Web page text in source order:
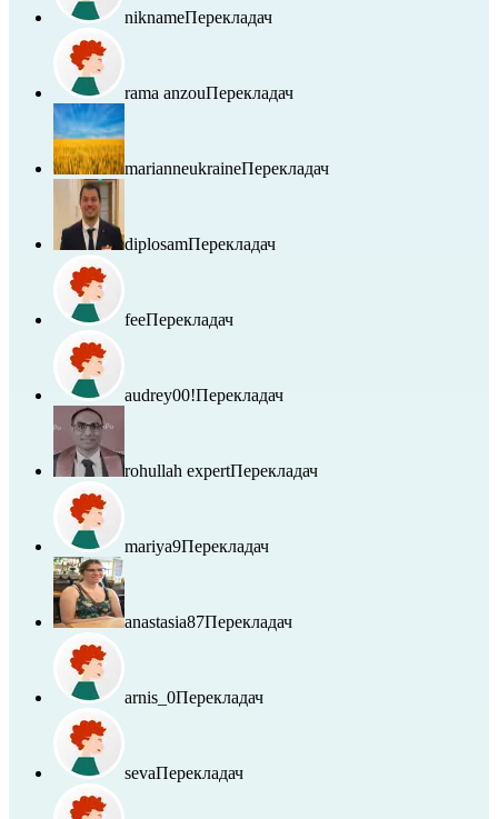
niknameПерекладач
rama anzouПерекладач
marianneukraineПерекладач
diplosamПерекладач
feeПерекладач
audrey00!Перекладач
rohullah expertПерекладач
mariya9Перекладач
anastasia87Перекладач
arnis_0Перекладач
sevaПерекладач